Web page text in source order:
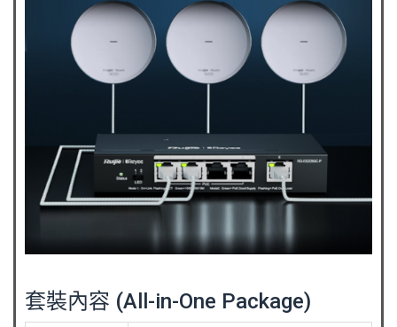
套裝內容 (All-in-One Package)